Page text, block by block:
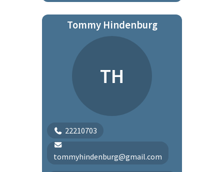
Tommy Hindenburg
TH
22210703
tommyhindenburg@gmail.com